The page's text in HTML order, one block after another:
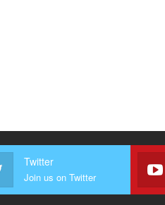
Twitter
Join us on Twitter